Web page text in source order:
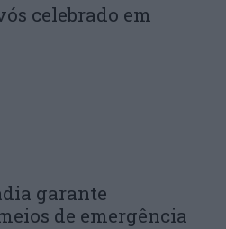
celebrado em
garante
de emergência